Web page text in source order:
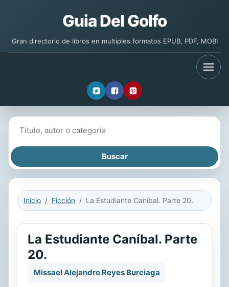
Guia Del Golfo
Gran directorio de libros en multiples formatos EPUB, PDF, MOBI
Inicio Ficción La Estudiante Caníbal. Parte 20.
La Estudiante Caníbal. Parte
20.
Missael Alejandro Reyes Burciaga